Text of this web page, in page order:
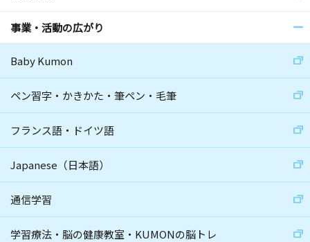
事業・活動の広がり
Baby Kumon
ペン習字・かきかた・筆ペン・毛筆
フランス語・ドイツ語
Japanese（日本語）
通信学習
学習療法・脳の健康教室・KUMONの脳トレ